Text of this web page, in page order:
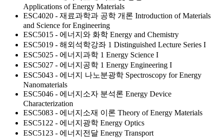
Applications of Energy Materials
ESC4020 - 재료과학과 공학 개론 Introduction of Materials
and Science for Engineering
ESC5015 - 에너지와 화학 Energy and Chemistry
ESC5019 - 해외석학강좌 1 Distinguished Lecture Series I
ESC5025 - 에너지과학 1 Energy Science I
ESC5027 - 에너지공학 1 Energy Engineering I
ESC5043 - 에너지 나노분광학 Spectroscopy for Energy
Nanomaterials
ESC5046 - 에너지소자 분석론 Energy Device
Characterization
ESC5083 - 에너지소재 이론 Theory of Energy Materials
ESC5122 - 에너지광학 Energy Optics
ESC5123 - 에너지전달 Energy Transport